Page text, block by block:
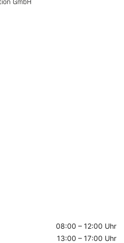
08:00 – 12:00 Uhr
13:00 – 17:00 Uhr